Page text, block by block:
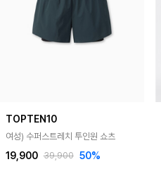
TOPTEN10
여성) 수퍼스트레치 투인원 쇼츠
19,900 39,900 50%